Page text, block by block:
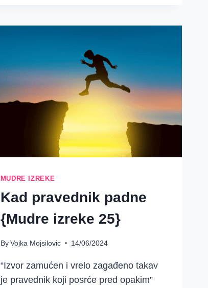
MUDRE IZREKE
Kad pravednik padne
{Mudre izreke 25}
By Vojka Mojsilovic 14/06/2024
“Izvor zamućen i vrelo zagađeno takav
je pravednik koji posrće pred opakim”